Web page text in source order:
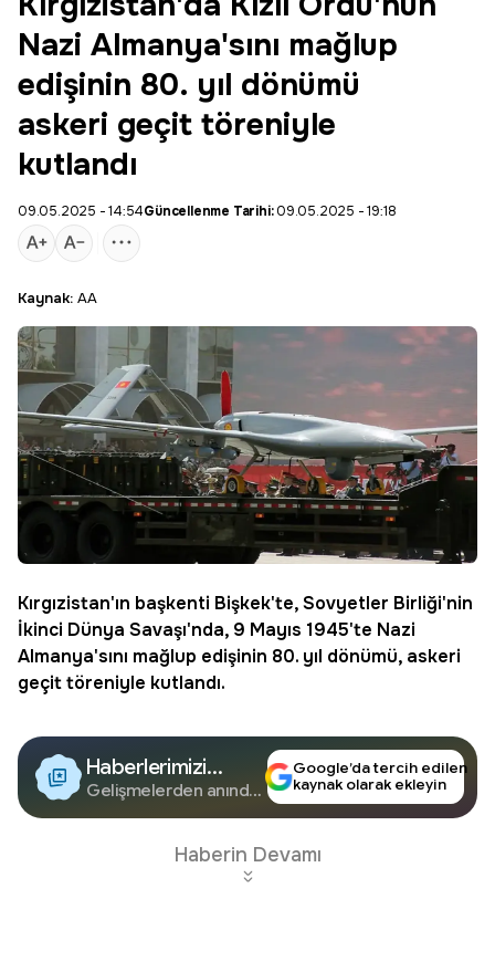
Nazi Almanya'sını mağlup
edişinin 80. yıl dönümü
askeri geçit töreniyle
kutlandı
09.05.2025 - 14:54Güncellenme Tarihi:09.05.2025 - 19:18
Kaynak: AA
Kırgızistan'ın başkenti Bişkek'te, Sovyetler Birliği'nin
İkinci Dünya Savaşı'nda, 9 Mayıs 1945'te Nazi
Almanya'sını mağlup edişinin 80. yıl dönümü, askeri
geçit töreniyle kutlandı.
Haberlerimizi
Google'da Takip
Edin
Gelişmelerden anında
Google’da tercih edilen
kaynak olarak ekleyin
Haberin Devamı